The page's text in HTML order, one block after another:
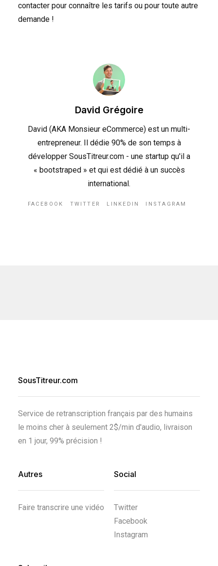
contacter pour connaître les tarifs ou pour toute autre
demande !
David Grégoire
David (AKA Monsieur eCommerce) est un multi-
entrepreneur. Il dédie 90% de son temps à
développer SousTitreur.com - une startup qu'il a
« bootstraped » et qui est dédié à un succès
international.
FACEBOOK TWITTER LINKEDIN INSTAGRAM
SousTitreur.com
Service de retranscription français par des humains
le moins cher à seulement 2$/min d'audio, livraison
en 1 jour, 99% précision !
Autres
Faire transcrire une vidéo
Social
Twitter
Facebook
Instagram